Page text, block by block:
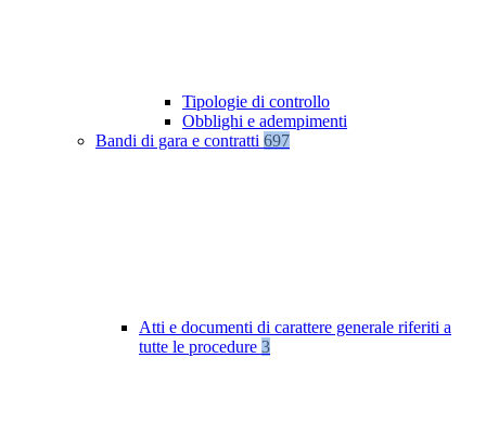
Tipologie di controllo
Obblighi e adempimenti
Bandi di gara e contratti 697
Atti e documenti di carattere generale riferiti a
tutte le procedure 3